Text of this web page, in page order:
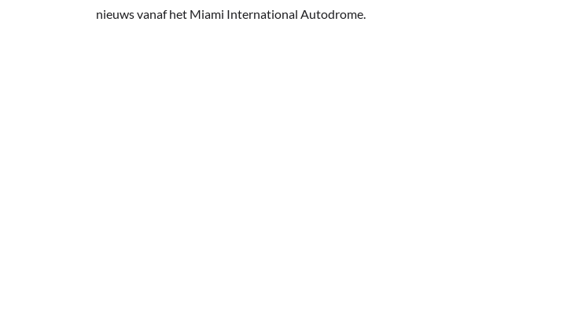
nieuws vanaf het Miami International Autodrome.